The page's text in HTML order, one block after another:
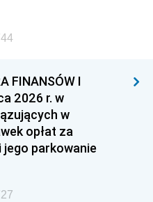
FINANSÓW I
2026 r. w
w
opłat za
parkowanie